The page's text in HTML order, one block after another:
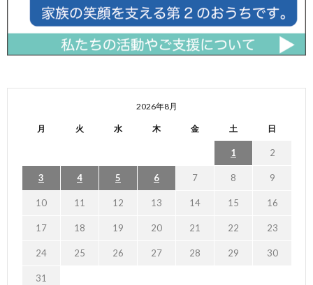
2026年8月
月 火 水 木 金 土 日
1 2
3 4 5 6 7 8 9
10 11 12 13 14 15 16
17 18 19 20 21 22 23
24 25 26 27 28 29 30
31